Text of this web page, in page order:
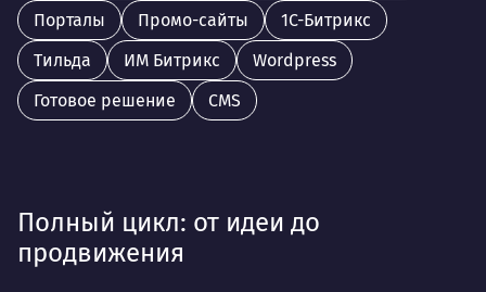
Порталы
Промо-сайты
1С-Битрикс
Тильда
ИМ Битрикс
Wordpress
Готовое решение
CMS
Полный цикл: от идеи до
продвижения